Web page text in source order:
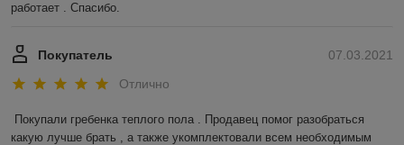
работает . Спасибо.
07.03.2021
Покупатель
Отлично
Покупали гребенка теплого пола . Продавец помог разобраться
какую лучше брать , а также укомплектовали всем необходимым